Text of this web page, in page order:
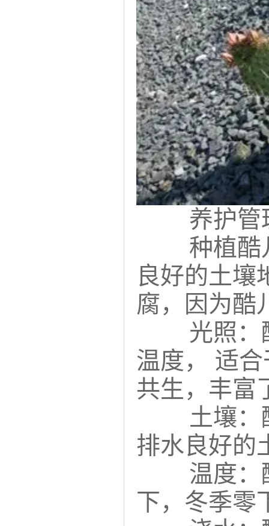
养护管
种植酷
良好的土壤
腐，因为酷
光照：
温度， 适
共生，丰富
土壤：酷
排水良好的
温度：酷
下，冬季零